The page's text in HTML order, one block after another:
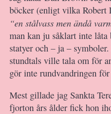
böcker (enligt vilka Robert
“en stålvass men ändå
man kan ju såklart inte
statyer och – ja –
stundtals ville tala om för
gör inte rundvandringen
Mest gillade jag Sankta
fjorton års ålder fick hon